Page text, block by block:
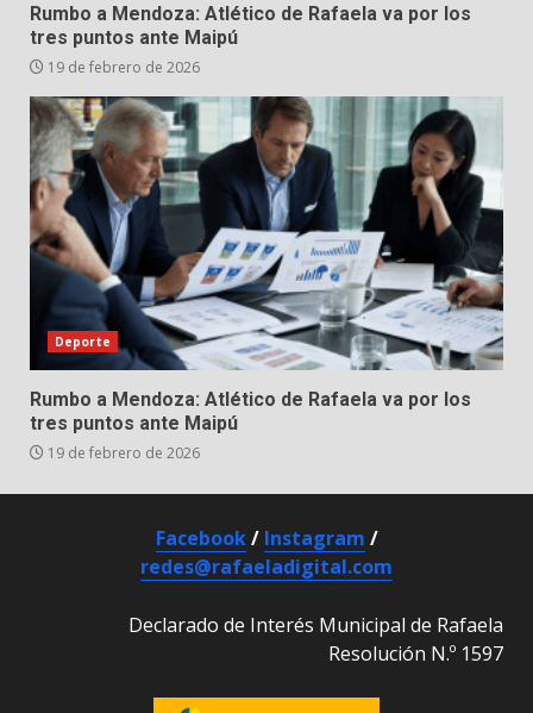
Rumbo a Mendoza: Atlético de Rafaela va por los
tres puntos ante Maipú
19 de febrero de 2026
Deporte
Rumbo a Mendoza: Atlético de Rafaela va por los
tres puntos ante Maipú
19 de febrero de 2026
Facebook/ Instagram /
redes@rafaeladigital.com
Declarado de Interés Municipal de Rafaela
Resolución N.º 1597